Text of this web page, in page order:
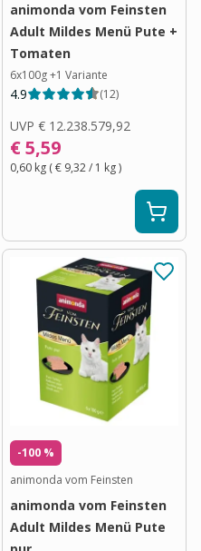
animonda vom Feinsten
Adult Mildes Menü Pute +
Tomaten
6x100g+1 Variante
4.9 (12)
UVP € 12.238.579,92
€ 5,59
0,60 kg (€ 9,32/ 1 kg)
-100 %
animonda vom Feinsten
animonda vom Feinsten
Adult Mildes Menü Pute